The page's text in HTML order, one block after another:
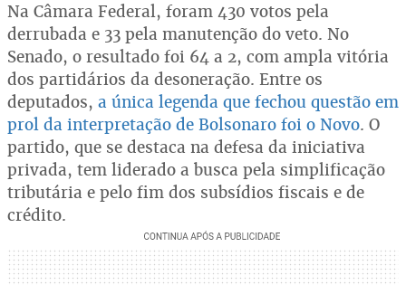
Na Câmara Federal, foram 430 votos pela
derrubada e 33 pela manutenção do veto. No
Senado, o resultado foi 64 a 2, com ampla vitória
dos partidários da desoneração. Entre os
deputados, a única legenda que fechou questão em
prol da interpretação de Bolsonaro foi o Novo. O
partido, que se destaca na defesa da iniciativa
privada, tem liderado a busca pela simplificação
tributária e pelo fim dos subsídios fiscais e de
crédito.